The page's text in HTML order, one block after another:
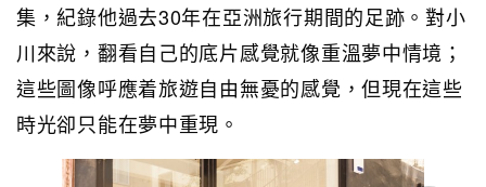
集，紀錄他過去30年在亞洲旅行期間的足跡。對小
川來說，翻看自己的底片感覺就像重溫夢中情境；
這些圖像呼應着旅遊自由無憂的感覺，但現在這些
時光卻只能在夢中重現。